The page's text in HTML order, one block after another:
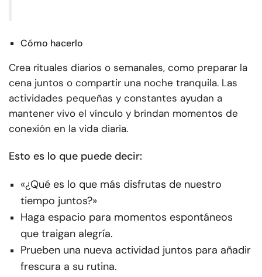
Cómo hacerlo
Crea rituales diarios o semanales, como preparar la
cena juntos o compartir una noche tranquila. Las
actividades pequeñas y constantes ayudan a
mantener vivo el vínculo y brindan momentos de
conexión en la vida diaria.
Esto es lo que puede decir:
«¿Qué es lo que más disfrutas de nuestro
tiempo juntos?»
Haga espacio para momentos espontáneos
que traigan alegría.
Prueben una nueva actividad juntos para añadir
frescura a su rutina.